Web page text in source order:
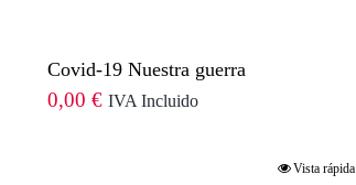
Covid-19 Nuestra guerra
0,00 € IVA Incluido
Vista rápida